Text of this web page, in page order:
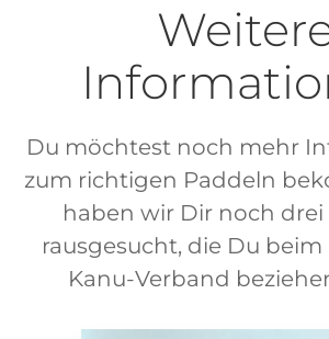
Du möchtest noch mehr
zum richtigen Paddeln
haben wir Dir noch drei
rausgesucht, die Du
Kanu-Verband